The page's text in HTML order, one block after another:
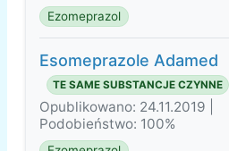
Ezomeprazol
Esomeprazole Adamed
TE SAME SUBSTANCJE CZYNNE
Opublikowano: 24.11.2019 |
Podobieństwo: 100%